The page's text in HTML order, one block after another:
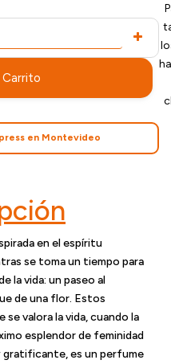
Carrito
en Montevideo
en el espíritu
se toma un tiempo para
la vida: un paseo al
de una flor. Estos
valora la vida, cuando la
esplendor de feminidad
gratificante, es un perfume